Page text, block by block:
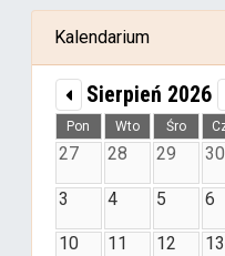
Kalendarium
Sierpień 2026
Pon Wto Śro
27 28 29 30
3 4 5 6
10 11 12 13